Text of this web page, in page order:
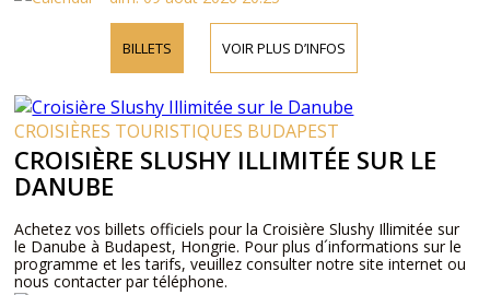
BILLETS VOIR PLUS D’INFOS
CROISIÈRES TOURISTIQUES BUDAPEST
CROISIÈRE SLUSHY ILLIMITÉE SUR LE
DANUBE
Achetez vos billets officiels pour la Croisière Slushy Illimitée sur
le Danube à Budapest, Hongrie. Pour plus d´informations sur le
programme et les tarifs, veuillez consulter notre site internet ou
nous contacter par téléphone.